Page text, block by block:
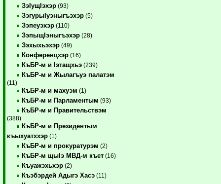
ЗэIущIэхэр (93)
ЗэгурыIуэныгъэхэр (5)
Зэпеуэхэр (110)
ЗэпыщIэныгъэхэр (28)
Зэхыхьэхэр (49)
Конференцхэр (16)
КъБР-м и Iэтащхьэ (239)
КъБР-м и Жылагъуэ палатэм
(11)
КъБР-м и махуэм (1)
КъБР-м и Парламентым (93)
КъБР-м и Правительствэм
(388)
КъБР-м и Президентым
къыхуатххэр (1)
КъБР-м и прокуратурэм (2)
КъБР-м щыIэ МВД-м къет (16)
Къуажэхьхэр (2)
Къэбэрдей Адыгэ Хасэ (11)